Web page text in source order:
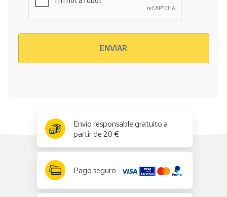
ENVIAR
Envío responsable gratuito a
partir de 20 €
Pago seguro